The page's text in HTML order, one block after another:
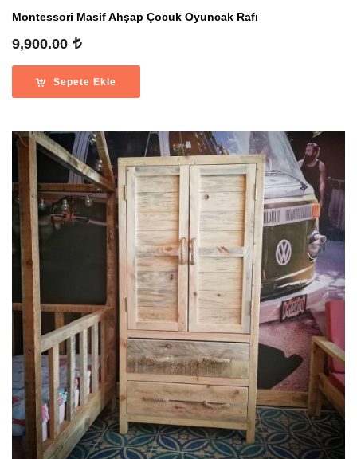
Montessori Masif Ahşap Çocuk Oyuncak Rafı
9,900.00
Sepete Ekle